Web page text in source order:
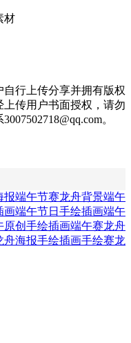
材
行上传分享并拥有版权
传用户书面授权，请勿
。
报端午节赛龙舟背景端午
画端午节日手绘插画端午
原创手绘插画端午赛龙舟
舟海报手绘插画手绘赛龙